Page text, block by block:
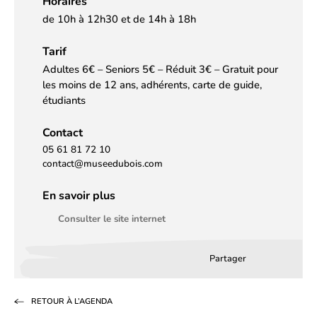
de 10h à 12h30 et de 14h à 18h
Tarif
Adultes 6€ – Seniors 5€ – Réduit 3€ – Gratuit pour
les moins de 12 ans, adhérents, carte de guide,
étudiants
Contact
05 61 81 72 10
contact@museedubois.com
En savoir plus
Consulter le site internet
Partager
RETOUR À L’AGENDA